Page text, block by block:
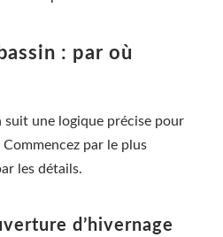
: par où
suit une logique précise pour
par le plus
les détails.
d’hivernage